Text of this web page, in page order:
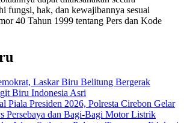
fungsi, hak, dan kewajibannya sesuai
40 Tahun 1999 tentang Pers dan Kode
Laskar Biru Belitung Bergerak
Biru Indonesia Asri
Piala Presiden 2026, Polresta Cirebon Gelar
Persebaya dan Bagi-Bagi Motor Listrik